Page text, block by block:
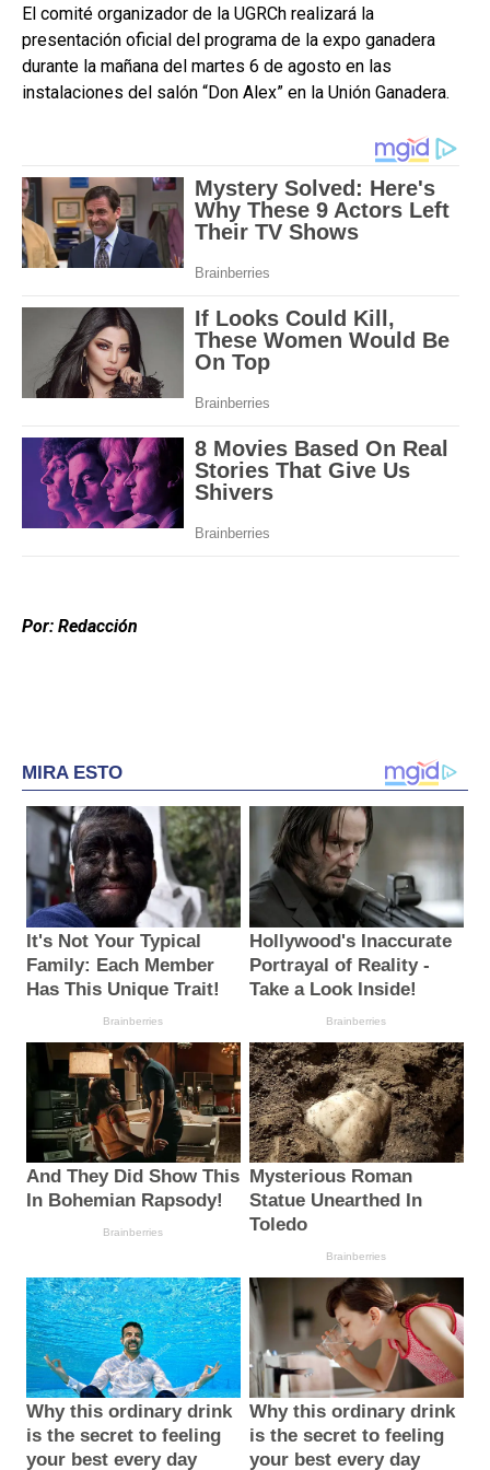
El comité organizador de la UGRCh realizará la
presentación oficial del programa de la expo ganadera
durante la mañana del martes 6 de agosto en las
instalaciones del salón “Don Alex” en la Unión Ganadera.
Por: Redacción